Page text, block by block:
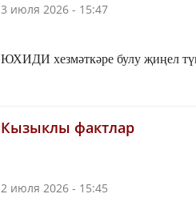
3 июля 2026 - 15:47
ЮХИДИ хезмәткәре булу җиңел
Кызыклы фактлар
2 июля 2026 - 15:45